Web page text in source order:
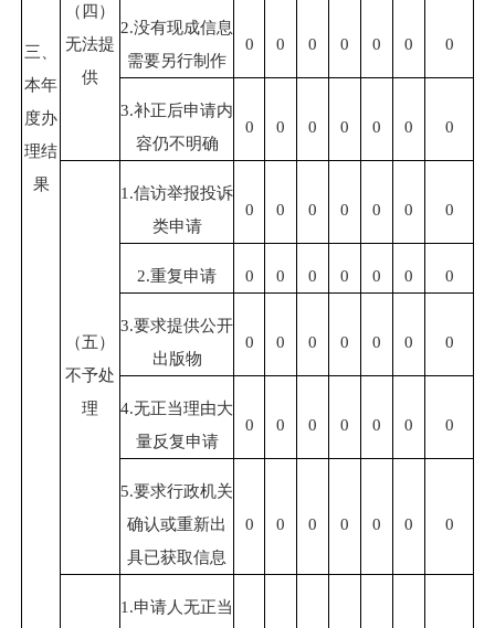
三、
本年
度办
理结
果
（四）
无法提
供
2.没有现成信息
需要另行制作
0 0 0 0 0 0 0
3.补正后申请内
容仍不明确
0 0 0 0 0 0 0
（五）
不予处
理
1.信访举报投诉
类申请
0 0 0 0 0 0 0
2.重复申请 0 0 0 0 0 0 0
3.要求提供公开
出版物
0 0 0 0 0 0 0
4.无正当理由大
量反复申请
0 0 0 0 0 0 0
5.要求行政机关
确认或重新出
具已获取信息
0 0 0 0 0 0 0
1.申请人无正当